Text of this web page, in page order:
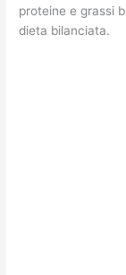
proteine e grassi
dieta bilanciata.